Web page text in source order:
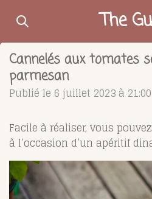
Passer
contenu
principal
The
Cannelés aux tomates
parmesan
Publié le 6 juillet 2023 à 21:00
Facile à réaliser, vous
à l’occasion d’un apéritif